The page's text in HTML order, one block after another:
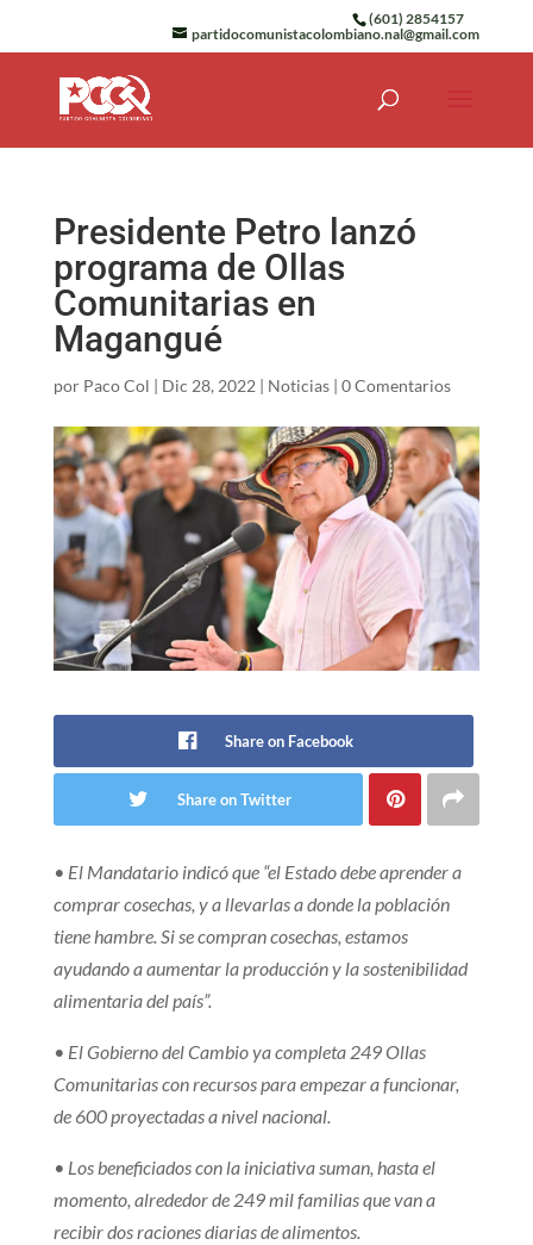
(601) 2854157
partidocomunistacolombiano.nal@gmail.com
Presidente Petro lanzó
programa de Ollas
Comunitarias en
Magangué
por Paco Col | Dic 28, 2022 | Noticias| 0 Comentarios
Share on Facebook
Share on Twitter
• El Mandatario indicó que “el Estado debe aprender a
comprar cosechas, y a llevarlas a donde la población
tiene hambre. Si se compran cosechas, estamos
ayudando a aumentar la producción y la sostenibilidad
alimentaria del país”.
• El Gobierno del Cambio ya completa 249 Ollas
Comunitarias con recursos para empezar a funcionar,
de 600 proyectadas a nivel nacional.
• Los beneficiados con la iniciativa suman, hasta el
momento, alrededor de 249 mil familias que van a
recibir dos raciones diarias de alimentos.